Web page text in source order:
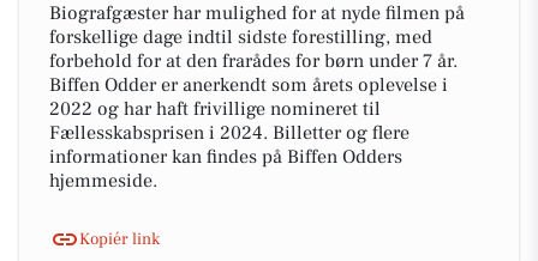
Biografgæster har mulighed for at nyde filmen på
forskellige dage indtil sidste forestilling, med
forbehold for at den frarådes for børn under 7 år.
Biffen Odder er anerkendt som årets oplevelse i
2022 og har haft frivillige nomineret til
Fællesskabsprisen i 2024. Billetter og flere
informationer kan findes på Biffen Odders
hjemmeside.
Kopiér link